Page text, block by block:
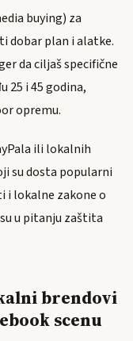
buying) za
dobar plan i alatke.
da ciljaš specifične
25 i 45 godina,
opremu.
ili lokalnih
su dosta popularni
i lokalne zakone o
u pitanju zaštita
brendovi
scenu